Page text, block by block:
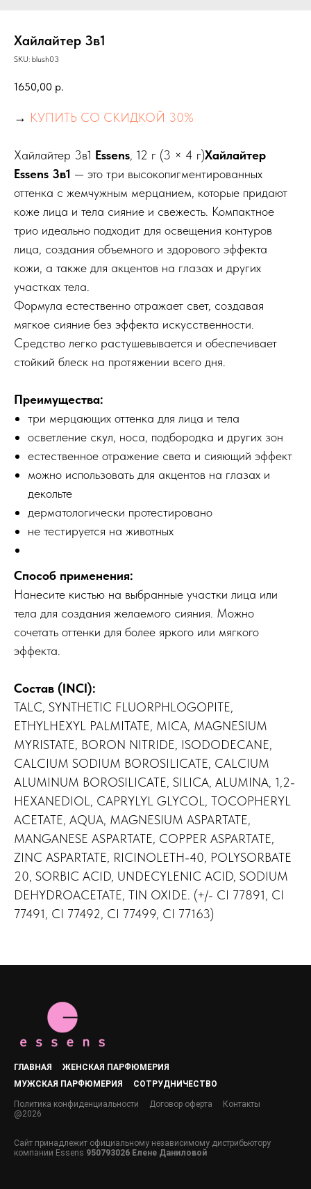
Хайлайтер 3в1
SKU: blush03
1650,00 р.
→ КУПИТЬ СО СКИДКОЙ 30%
Хайлайтер 3в1 Essens, 12 г (3 × 4 г)Хайлайтер
Essens 3в1 — это три высокопигментированных
оттенка с жемчужным мерцанием, которые придают
коже лица и тела сияние и свежесть. Компактное
трио идеально подходит для освещения контуров
лица, создания объемного и здорового эффекта
кожи, а также для акцентов на глазах и других
участках тела.
Формула естественно отражает свет, создавая
мягкое сияние без эффекта искусственности.
Средство легко растушевывается и обеспечивает
стойкий блеск на протяжении всего дня.
Преимущества:
три мерцающих оттенка для лица и тела
осветление скул, носа, подбородка и других зон
естественное отражение света и сияющий эффект
можно использовать для акцентов на глазах и
декольте
дерматологически протестировано
не тестируется на животных
Способ применения:
Нанесите кистью на выбранные участки лица или
тела для создания желаемого сияния. Можно
сочетать оттенки для более яркого или мягкого
эффекта.
Состав (INCI):
TALC, SYNTHETIC FLUORPHLOGOPITE,
ETHYLHEXYL PALMITATE, MICA, MAGNESIUM
MYRISTATE, BORON NITRIDE, ISODODECANE,
CALCIUM SODIUM BOROSILICATE, CALCIUM
ALUMINUM BOROSILICATE, SILICA, ALUMINA, 1,2-
HEXANEDIOL, CAPRYLYL GLYCOL, TOCOPHERYL
ACETATE, AQUA, MAGNESIUM ASPARTATE,
MANGANESE ASPARTATE, COPPER ASPARTATE,
ZINC ASPARTATE, RICINOLETH-40, POLYSORBATE
20, SORBIC ACID, UNDECYLENIC ACID, SODIUM
DEHYDROACETATE, TIN OXIDE. (+/- CI 77891, CI
77491, CI 77492, CI 77499, CI 77163)
ГЛАВНАЯ
ЖЕНСКАЯ ПАРФЮМЕРИЯ
МУЖСКАЯ ПАРФЮМЕРИЯ
СОТРУДНИЧЕСТВО
Политика конфиденциальности Договор оферта
Контакты
@2026
Сайт принадлежит официальному независимому дистрибьютору
компании Essens 950793026 Елене Даниловой